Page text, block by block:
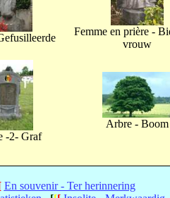
Femme en prière -
vrouw
-2- Graf
Arbre - Boom
En souvenir - Ter herinnering